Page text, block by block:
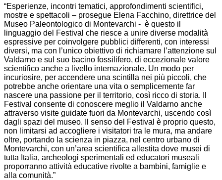
“Esperienze, incontri tematici, approfondimenti scientifici,
mostre e spettacoli – prosegue Elena Facchino, direttrice del
Museo Paleontologico di Montevarchi - è questo il
linguaggio del Festival che riesce a unire diverse modalità
espressive per coinvolgere pubblici differenti, con interessi
diversi, ma con l’unico obiettivo di richiamare l’attenzione sul
Valdarno e sul suo bacino fossilifero, di eccezionale valore
scientifico anche a livello internazionale. Un modo per
incuriosire, per accendere una scintilla nei più piccoli, che
potrebbe anche orientare una vita o semplicemente far
nascere una passione per il territorio, così ricco di storia. Il
Festival consente di conoscere meglio il Valdarno anche
attraverso visite guidate fuori da Montevarchi, uscendo così
dagli spazi del museo. Il senso del Festival è proprio questo,
non limitarsi ad accogliere i visitatori tra le mura, ma andare
oltre, portando la scienza in piazza, nel centro urbano di
Montevarchi, con un’area scientifica allestita dove musei di
tutta Italia, archeologi sperimentali ed educatori museali
proporranno attività educative rivolte a bambini, famiglie e
alla comunità.”